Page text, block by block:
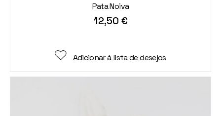
Pata Noiva
12,50 €
Adicionar à lista de desejos